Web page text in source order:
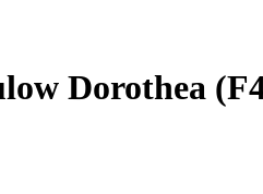
Dorothea